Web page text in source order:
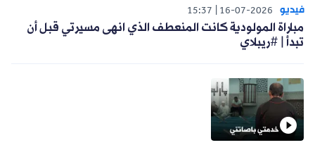
فيديو 16-07-2026
15:37
مباراة المولودية كانت المنعطف الذي انهى مسيرتي قبل أن
تبدأ | #ريبلاي